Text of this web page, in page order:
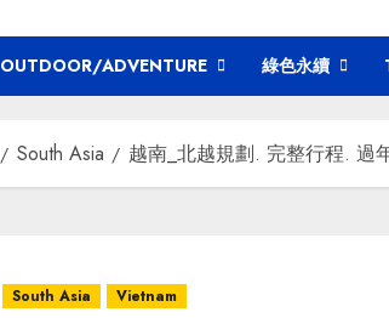
OUTDOOR/ADVENTURE 綠色永續
South Asia 越南_北越規劃. 完整行程. 過
South Asia Vietnam